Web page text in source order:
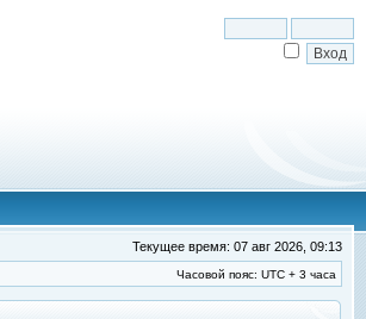
Текущее время: 07 авг 2026, 09:13
Часовой пояс: UTC + 3 часа